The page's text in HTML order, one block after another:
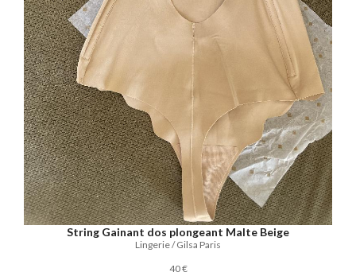
String Gainant dos plongeant Malte Beige
Lingerie / Gilsa Paris
40 €